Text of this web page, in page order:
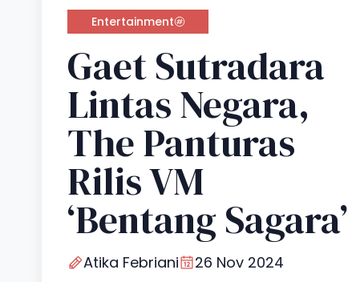
Entertainment
Gaet Sutradara
Lintas Negara,
The Panturas
Rilis VM
‘Bentang Sagara’
Atika Febriani 26 Nov 2024